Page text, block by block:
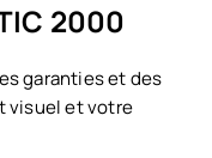
2000
garanties et des
visuel et votre